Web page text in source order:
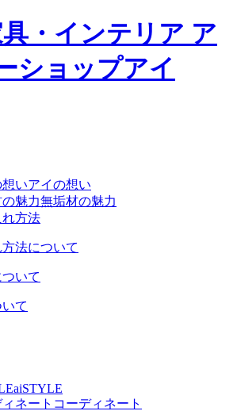
アイの想い
無垢材の魅力
法について
て
aiSTYLE
コーディネート